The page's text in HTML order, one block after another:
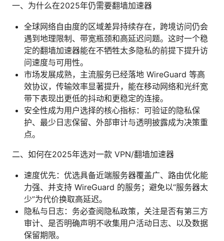
一、为什么在2025年仍需要翻墙加速器
全球网络自由度的区域差异持续存在，跨境访问仍会
遇到地理限制、带宽瓶颈和高延迟问题。这时一个稳
定的翻墙加速器能在不牺牲太多隐私的前提下提升访
问速度与可用性。
市场发展成熟，主流服务已经落地 WireGuard 等高
效协议，传输效率显著提升，能在移动网络和光纤宽
带下表现出更低的抖动和更稳定的连接。
安全性成为用户选择的核心指标：可验证的隐私保
护、最少日志保留、外部审计与透明披露成为决策重
点。
二、如何在2025年选对一款 VPN/翻墙加速器
速度优先：优选具备近端服务器覆盖广、路由优化能
力强、并支持 WireGuard 的服务；避免以“服务器太
少”为代价换取高延迟。
隐私与日志：务必查阅隐私政策，关注是否有第三方
审计、是否明确声明不收集用户活动日志、以及数据
保留期限。